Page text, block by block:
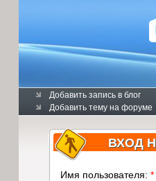
Добавить запись в блог
Добавить тему на форуме
ВХОД
Имя пользователя: *